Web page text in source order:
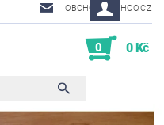
OBCHOD@SOHOO.CZ
0 0 Kč